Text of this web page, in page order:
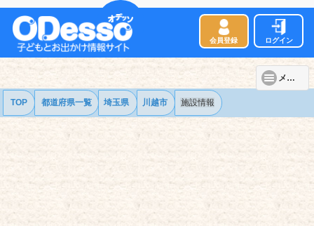
会員登録 ログイン
メニュー
TOP 都道府県一覧 埼玉県 川越市 施設情報